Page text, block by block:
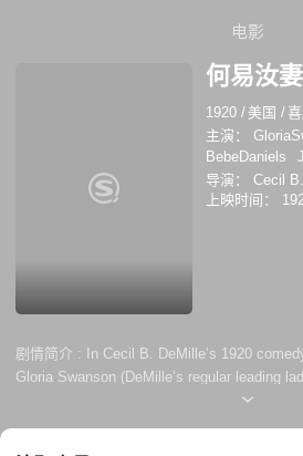
电影
何易汝妻
1920 / 美国 /喜
主演：
BebeDaniels
Te-Wan
西奧多·科斯洛
导演：
Cecil
上映时间：
剧情简介 :
In Cecil B. DeMille’s 1920
Gloria Swanson (DeMille’s regular leading
respectable and rather prim wife who